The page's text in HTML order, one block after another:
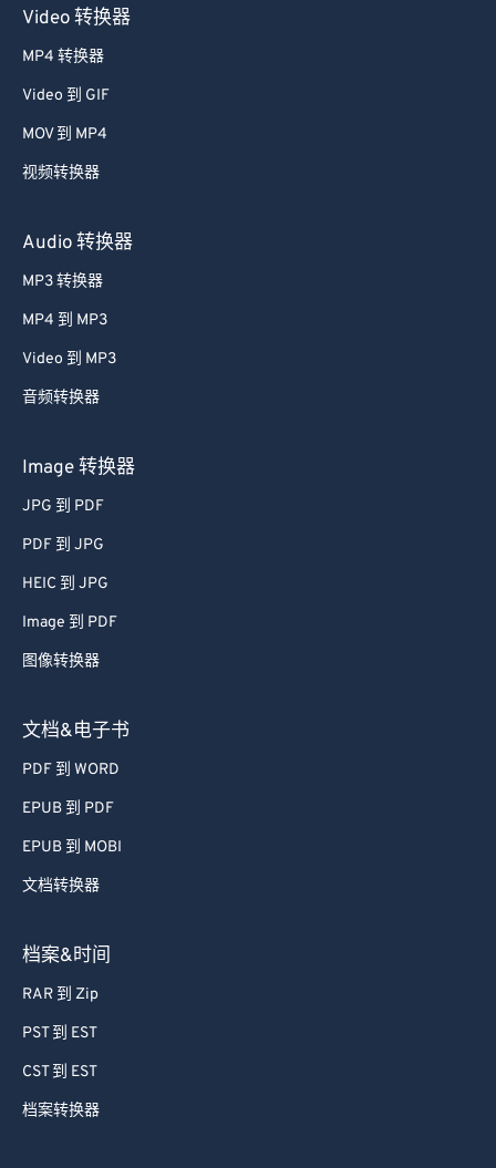
Video 转换器
MP4 转换器
Video 到 GIF
MOV 到 MP4
视频转换器
Audio 转换器
MP3 转换器
MP4 到 MP3
Video 到 MP3
音频转换器
Image 转换器
JPG 到 PDF
PDF 到 JPG
HEIC 到 JPG
Image 到 PDF
图像转换器
文档&电子书
PDF 到 WORD
EPUB 到 PDF
EPUB 到 MOBI
文档转换器
档案&时间
RAR 到 Zip
PST 到 EST
CST 到 EST
档案转换器